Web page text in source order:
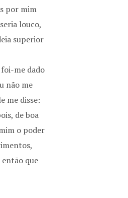
por mim
louco,
superior
me dado
não me
me disse:
de boa
o poder
que